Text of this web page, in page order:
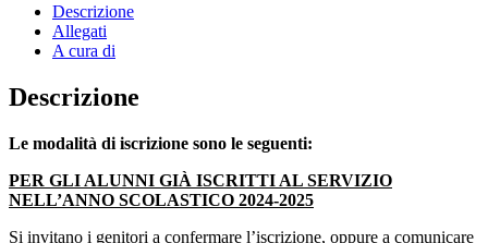
Descrizione
Allegati
A cura di
Descrizione
Le modalità di iscrizione sono le seguenti:
PER GLI ALUNNI GIÀ ISCRITTI AL SERVIZIO
NELL’ANNO SCOLASTICO 2024-2025
Si invitano i genitori a confermare l’iscrizione, oppure a comunicare